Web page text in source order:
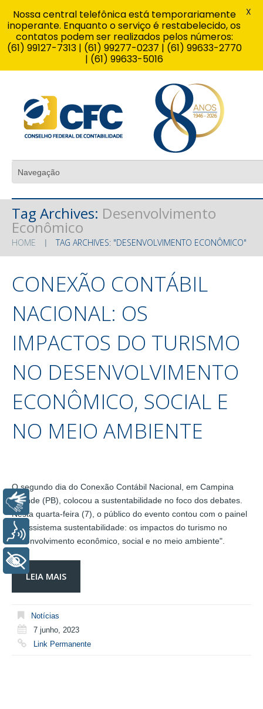
Tag Archives: Desenvolvimento
Econômico
HOME TAG ARCHIVES: "DESENVOLVIMENTO ECONÔMICO"
CONEXÃO CONTÁBIL
NACIONAL: OS
IMPACTOS DO TURISMO
NO DESENVOLVIMENTO
ECONÔMICO, SOCIAL E
NO MEIO AMBIENTE
O segundo dia do Conexão Contábil Nacional, em Campina
Grande (PB), colocou a sustentabilidade no foco dos debates.
Nesta quarta-feira (7), o público do evento contou com o painel
“Ecossistema sustentabilidade: os impactos do turismo no
desenvolvimento econômico, social e no meio ambiente".
LEIA MAIS
Notícias
7 junho, 2023
Link Permanente
Nossa central telefônica está temporariamente
inoperante. Enquanto o serviço é restabelecido, os
contatos podem ser realizados pelos números:
(61) 99127-7313 | (61) 99277-0237 | (61) 99633-2770
| (61) 99633-5016
X
Libras
Voz
+ Acessibilidade